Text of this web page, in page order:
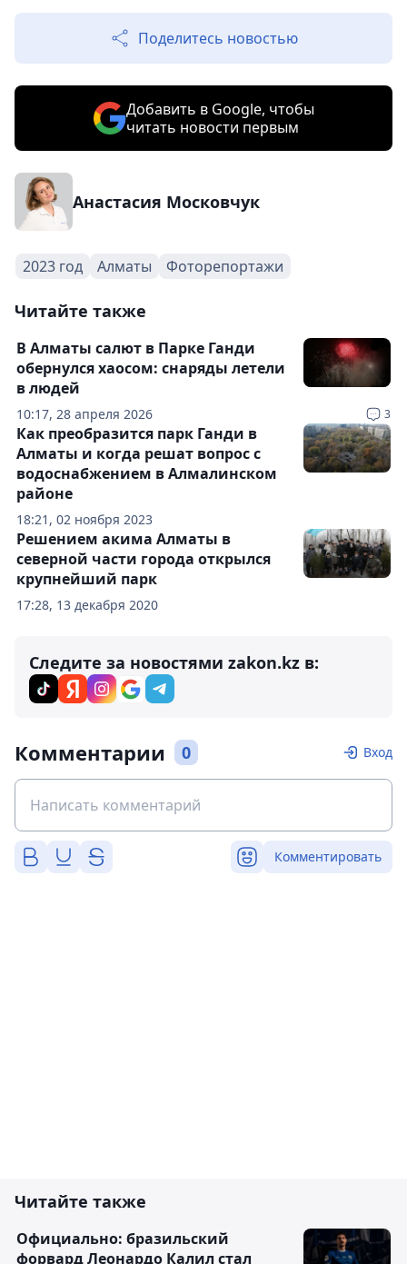
Поделитесь новостью
Добавить в Google, чтобы
читать новости первым
Анастасия Московчук
2023 год Алматы Фоторепортажи
Читайте также
10:17, 28 апреля 2026 3
В Алматы салют в Парке Ганди
обернулся хаосом: снаряды летели
в людей
18:21, 02 ноября 2023
Как преобразится парк Ганди в
Алматы и когда решат вопрос с
водоснабжением в Алмалинском
районе
17:28, 13 декабря 2020
Решением акима Алматы в
северной части города открылся
крупнейший парк
Следите за новостями zakon.kz в:
Комментарии 0 Вход
Комментировать
Читайте также
Официально: бразильский
форвард Леонардо Калил стал